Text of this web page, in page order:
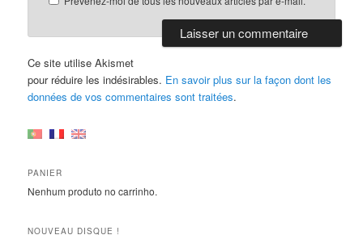
Ce site utilise Akismet
pour réduire les indésirables. En savoir plus sur la façon dont les
données de vos commentaires sont traitées.
PANIER
Nenhum produto no carrinho.
NOUVEAU DISQUE !